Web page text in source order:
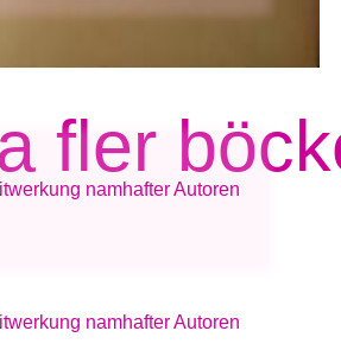
fler
namhafter Autoren
namhafter Autoren